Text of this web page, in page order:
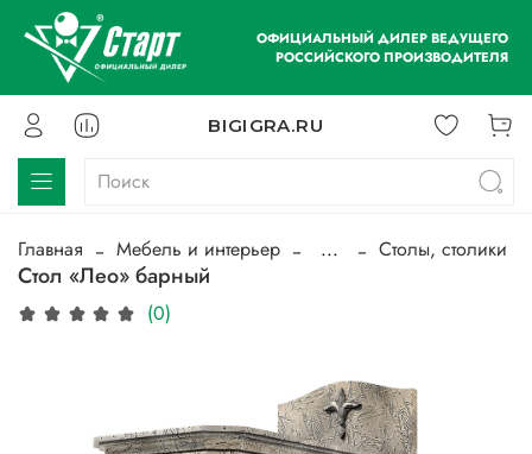
ОФИЦИАЛЬНЫЙ ДИЛЕР ВЕДУЩЕГО
РОССИЙСКОГО ПРОИЗВОДИТЕЛЯ
BIGIGRA.RU
Главная Мебель и интерьер ... Столы, столики
Стол «Лео» барный
(0)